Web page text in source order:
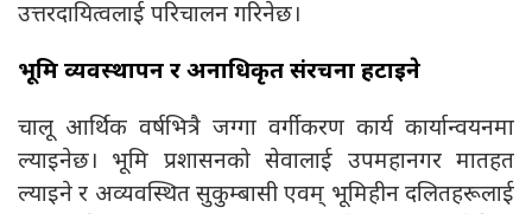
उत्तरदायित्वलाई परिचालन गरिनेछ।
भूमि व्यवस्थापन र अनाधिकृत संरचना हटाइने
चालू आर्थिक वर्षभित्रै जग्गा वर्गीकरण कार्य कार्यान्वयनमा
ल्याइनेछ। भूमि प्रशासनको सेवालाई उपमहानगर मातहत
ल्याइने र अव्यवस्थित सुकुम्बासी एवम् भूमिहीन दलितहरूलाई